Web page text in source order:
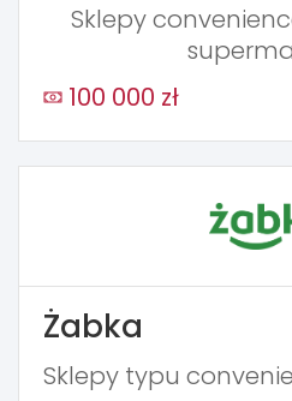
Sklepy
100 000 zł
Żabka
Sklepy typu